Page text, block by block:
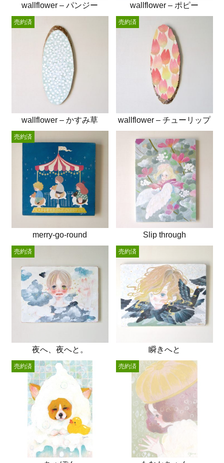
wallflower – パンジー wallflower – ポピー
wallflower – かすみ草
売約済
wallflower – チューリップ
売約済
merry-go-round
売約済
Slip through
夜へ、夜へと。
売約済
瞬きへと
売約済
売約済 売約済